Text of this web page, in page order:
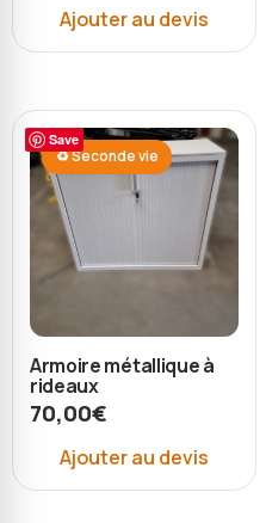
Ajouter au devis
Save
♻ Seconde vie
Armoire métallique à
rideaux
70,00€
Ajouter au devis